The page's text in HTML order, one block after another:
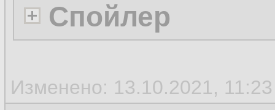
Спойлер
Изменено: 13.10.2021,